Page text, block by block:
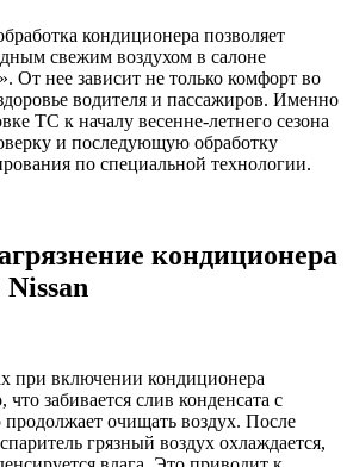
кондиционера позволяет
свежим воздухом в салоне
От нее зависит не только комфорт во
водителя и пассажиров. Именно
ТС к началу весенне-летнего сезона
и последующую обработку
по специальной технологии.
кондиционера
при включении кондиционера
что забивается слив конденсата с
продолжает очищать воздух. После
грязный воздух охлаждается,